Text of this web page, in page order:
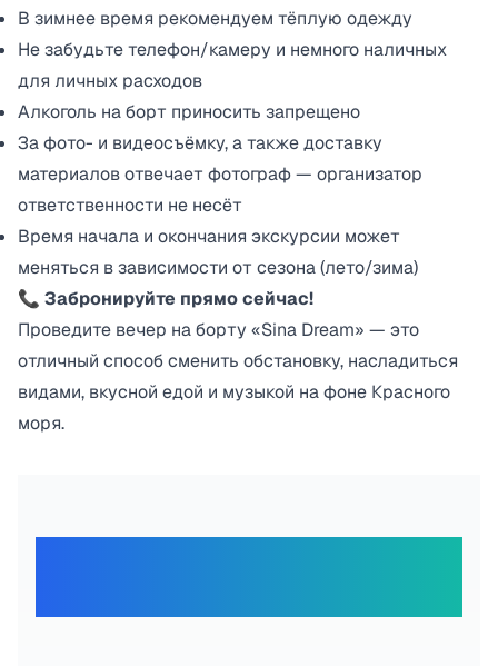
В зимнее время рекомендуем тёплую одежду
Не забудьте телефон/камеру и немного наличных
для личных расходов
Алкоголь на борт приносить запрещено
За фото- и видеосъёмку, а также доставку
материалов отвечает фотограф — организатор
ответственности не несёт
Время начала и окончания экскурсии может
меняться в зависимости от сезона (лето/зима)
📞 Забронируйте прямо сейчас!
Проведите вечер на борту «Sina Dream» — это
отличный способ сменить обстановку, насладиться
видами, вкусной едой и музыкой на фоне Красного
моря.